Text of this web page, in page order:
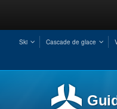
Ski Cascade de glace